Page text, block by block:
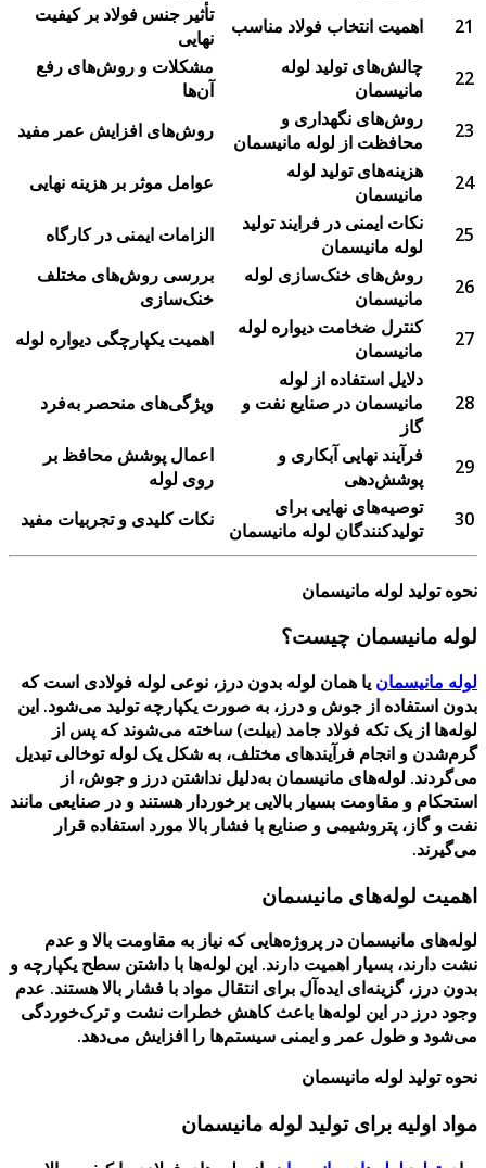
21
اهمیت انتخاب فولاد مناسب
تأثیر جنس فولاد بر کیفیت
نهایی
22
چالش‌های تولید لوله
مانیسمان
مشکلات و روش‌های رفع
آن‌ها
23
روش‌های نگهداری و
محافظت از لوله مانیسمان
روش‌های افزایش عمر مفید
24
هزینه‌های تولید لوله
مانیسمان
عوامل موثر بر هزینه نهایی
25
نکات ایمنی در فرایند تولید
لوله مانیسمان
الزامات ایمنی در کارگاه
26
روش‌های خنک‌سازی لوله
مانیسمان
بررسی روش‌های مختلف
خنک‌سازی
27
کنترل ضخامت دیواره لوله
مانیسمان
اهمیت یکپارچگی دیواره لوله
28
دلایل استفاده از لوله
مانیسمان در صنایع نفت و
گاز
ویژگی‌های منحصر به‌فرد
29
فرآیند نهایی آبکاری و
پوشش‌دهی
اعمال پوشش محافظ بر
روی لوله
30
توصیه‌های نهایی برای
تولیدکنندگان لوله مانیسمان
نکات کلیدی و تجربیات مفید
نحوه تولید لوله مانیسمان
لوله مانیسمان چیست؟
لوله مانیسمان یا همان لوله بدون درز، نوعی لوله فولادی است که
بدون استفاده از جوش و درز، به صورت یکپارچه تولید می‌شود. این
لوله‌ها از یک تکه فولاد جامد (بیلت) ساخته می‌شوند که پس از
گرم‌شدن و انجام فرآیندهای مختلف، به شکل یک لوله توخالی تبدیل
می‌گردند. لوله‌های مانیسمان به‌دلیل نداشتن درز و جوش، از
استحکام و مقاومت بسیار بالایی برخوردار هستند و در صنایعی مانند
نفت و گاز، پتروشیمی و صنایع با فشار بالا مورد استفاده قرار
می‌گیرند.
اهمیت لوله‌های مانیسمان
لوله‌های مانیسمان در پروژه‌هایی که نیاز به مقاومت بالا و عدم
نشت دارند، بسیار اهمیت دارند. این لوله‌ها با داشتن سطح یکپارچه و
بدون درز، گزینه‌ای ایده‌آل برای انتقال مواد با فشار بالا هستند. عدم
وجود درز در این لوله‌ها باعث کاهش خطرات نشت و ترک‌خوردگی
می‌شود و طول عمر و ایمنی سیستم‌ها را افزایش می‌دهد.
نحوه تولید لوله مانیسمان
مواد اولیه برای تولید لوله مانیسمان